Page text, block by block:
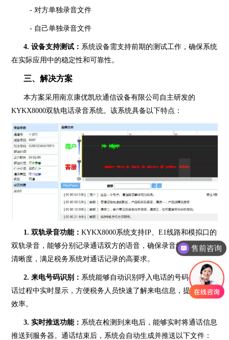
- 对方单独录音文件
- 自己单独录音文件
4. 设备支持测试： 系统设备需支持前期的测试工作，确保系统
在实际应用中的稳定性和可靠性。
三、解决方案
本方案采用南京康优凯欣通信设备有限公司自主研发的
KYKX8000双轨电话录音系统。该系统具备以下特点：
1. 双轨录音功能：KYKX8000系统支持IP、E1线路和模拟口的
双轨录音，能够分别记录通话双方的语音，确保录音的完整性和
清晰度，满足税务系统对通话记录的高要求。
2. 来电号码识别： 系统能够自动识别呼入电话的号码，并在通
话过程中实时显示，方便税务人员快速了解来电信息，提升工作
效率。
3. 实时推送功能： 系统在检测到来电后，能够实时将通话信息
推送到服务器。通话结束后，系统会自动生成并推送以下文件：
售前咨询